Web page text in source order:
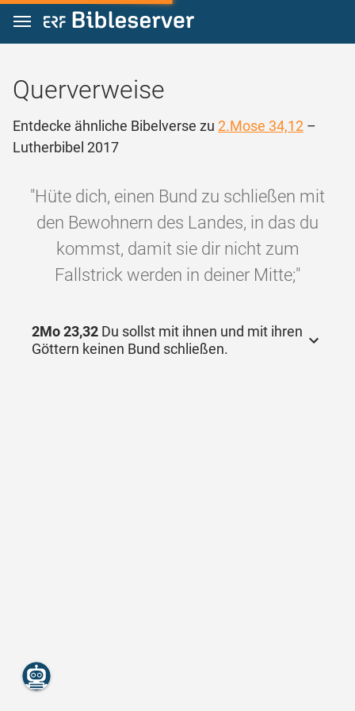
Zum Inhalt springen
Querverweise
Entdecke ähnliche Bibelverse zu 2.Mose 34,12 –
Lutherbibel 2017
"Hüte dich, einen Bund zu schließen mit
den Bewohnern des Landes, in das du
kommst, damit sie dir nicht zum
Fallstrick werden in deiner Mitte;"
2Mo 23,32 Du sollst mit ihnen und mit ihren
Göttern keinen Bund schließen.